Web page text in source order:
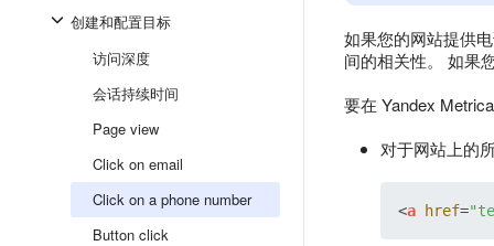
创建和配置目标
访问深度
会话持续时间
Page view
Click on email
Click on a phone number
Button click
如果您的网站提供
间的相关性。 如果
要在 Yandex
对于网站上的
<a href=